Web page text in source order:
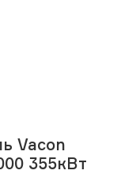
Vacon
355кВт